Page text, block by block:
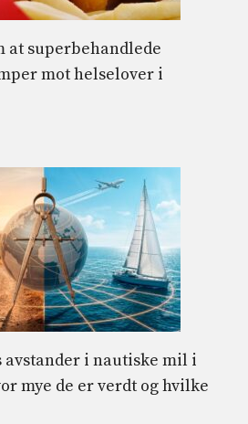
at superbehandlede
mot helselover i
avstander i nautiske mil i
mye de er verdt og hvilke